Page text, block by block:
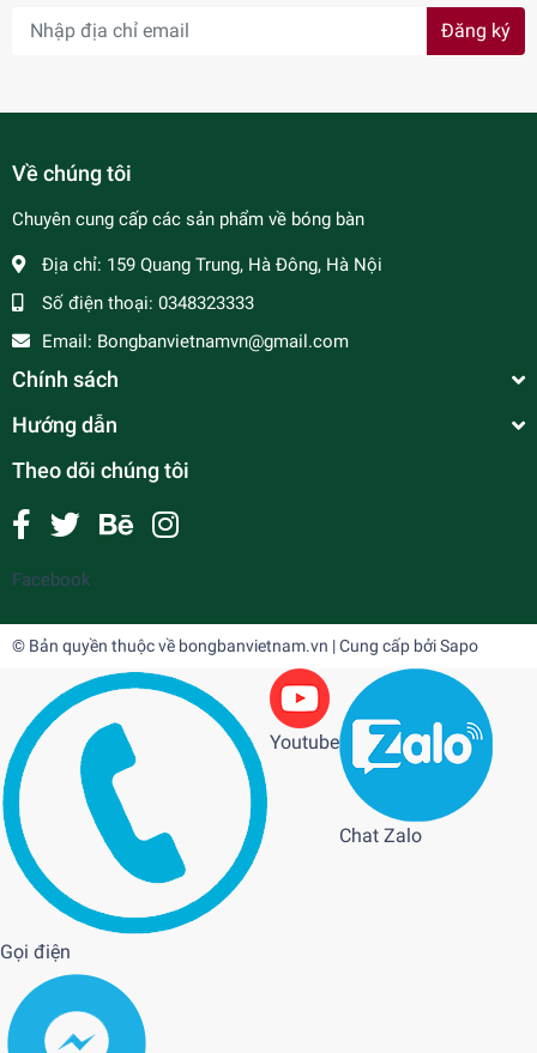
Đăng ký
Về chúng tôi
Chuyên cung cấp các sản phẩm về bóng bàn
Địa chỉ: 159 Quang Trung, Hà Đông, Hà Nội
Số điện thoại: 0348323333
Email: Bongbanvietnamvn@gmail.com
Chính sách
Hướng dẫn
Theo dõi chúng tôi
Facebook
© Bản quyền thuộc về bongbanvietnam.vn | Cung cấp bởiSapo
Gọi điện
Youtube
Chat Zalo